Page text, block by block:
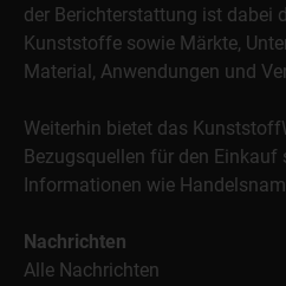
der Berichterstattung ist dabei
Kunststoffe sowie Märkte,
Material, Anwendungen und
Weiterhin bietet das
Bezugsquellen für den Einkauf
Informationen wie
Nachrichten
Alle Nachrichten